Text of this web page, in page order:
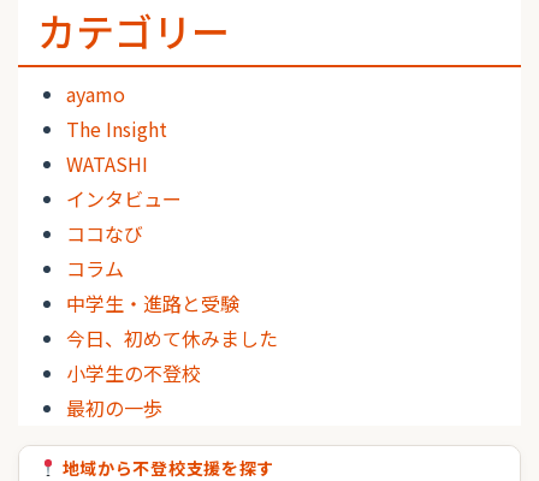
カテゴリー
ayamo
The Insight
WATASHI
インタビュー
ココなび
コラム
中学生・進路と受験
今日、初めて休みました
小学生の不登校
最初の一歩
地域から不登校支援を探す